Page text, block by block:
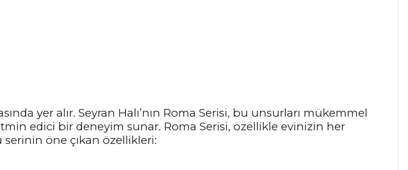
yer alır. Seyran Halı’nın Roma Serisi, bu unsurları mükemmel
edici bir deneyim sunar. Roma Serisi, özellikle evinizin her
öne çıkan özellikleri: